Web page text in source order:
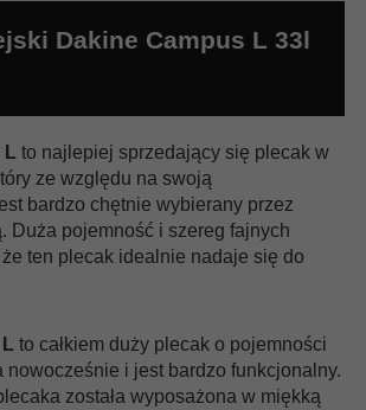
Dakine Campus L 33l
L to najlepiej sprzedający się plecak w
ze względu na swoją
bardzo chętnie wybierany przez
Duża pojemność i szereg fajnych
ten plecak idealnie nadaje się do
to całkiem duży plecak o pojemności
nowocześnie i jest bardzo funkcjonalny.
została wyposażona w miękką